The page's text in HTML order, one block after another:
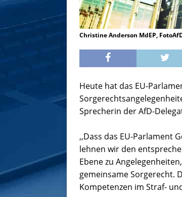
Christine Anderson MdEP,
Heute hat das EU-
Sprecherin der AfD-
,,Dass das EU-Parlament
lehnen wir den
Ebene zu
gemeinsame Sorgerecht.
Kompetenzen im Straf-